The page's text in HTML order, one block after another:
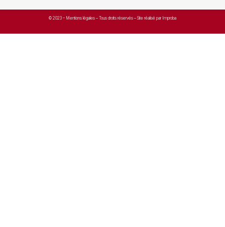
© 2023 – Mentions légales – Tous droits réservés – Site réalisé par Improba